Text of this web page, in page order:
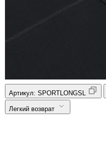
Артикул: SPORTLONGSL
Легкий возврат